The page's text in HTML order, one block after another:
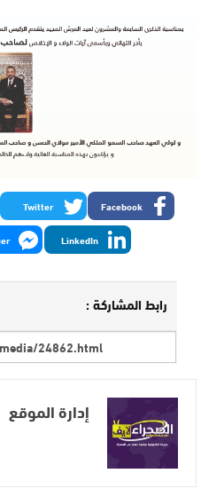
Facebook
Twitter
LinkedIn
رابط المشاركة :
إدارة الموقع